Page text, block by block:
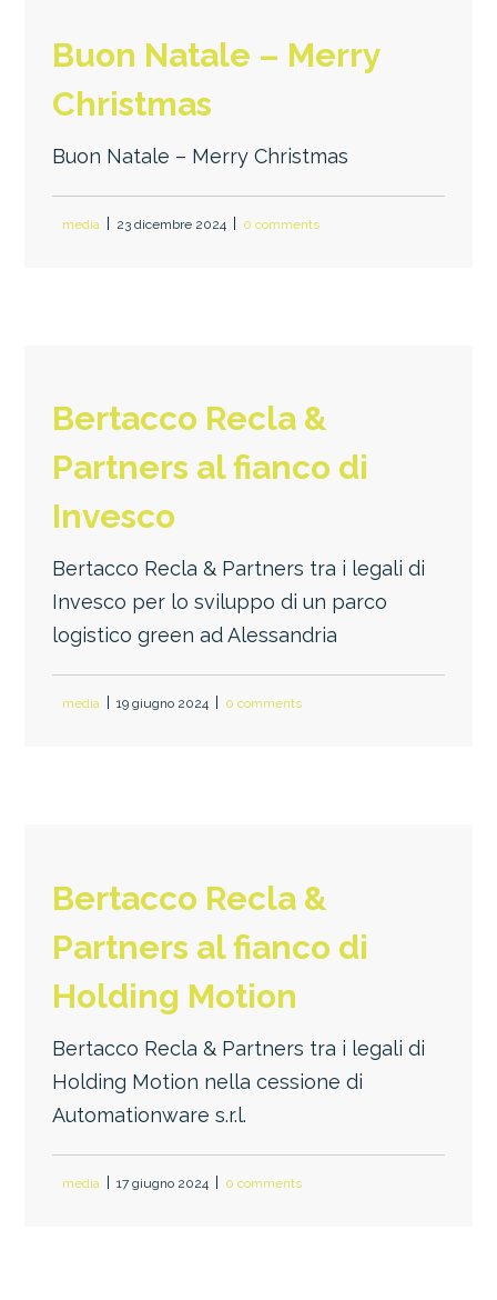
Buon Natale – Merry
Christmas
Buon Natale – Merry Christmas
media 23 dicembre 2024 0 comments
Bertacco Recla &
Partners al fianco di
Invesco
Bertacco Recla & Partners tra i legali di
Invesco per lo sviluppo di un parco
logistico green ad Alessandria
media 19 giugno 2024 0 comments
Bertacco Recla &
Partners al fianco di
Holding Motion
Bertacco Recla & Partners tra i legali di
Holding Motion nella cessione di
Automationware s.r.l.
media 17 giugno 2024 0 comments